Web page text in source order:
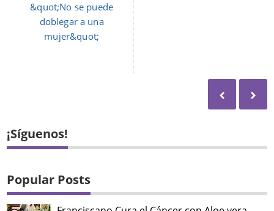
&quot;No se puede
doblegar a una
mujer&quot;
¡Síguenos!
Popular Posts